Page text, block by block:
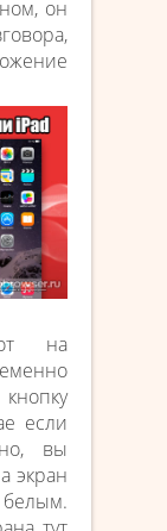
он
на
если
вы
экран